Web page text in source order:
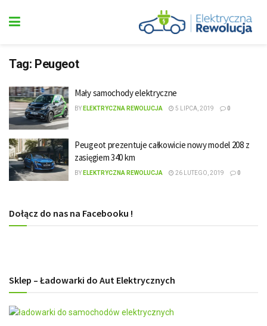
Tag: Peugeot
Mały samochody elektryczne
BY ELEKTRYCZNA REWOLUCJA 5 LIPCA, 2019 0
Peugeot prezentuje całkowicie nowy model 208 z
zasięgiem 340 km
BY ELEKTRYCZNA REWOLUCJA 26 LUTEGO, 2019 0
Dołącz do nas na Facebooku !
Sklep – Ładowarki do Aut Elektrycznych